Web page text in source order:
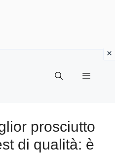
Menu
prosciutto
di qualità: è